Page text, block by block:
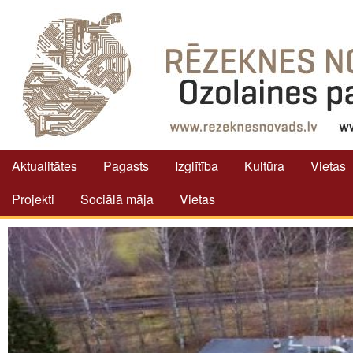
Aktualitātes Pagasts Izglītība Kultūra
Vietas
Projekti
Sociālā māja Vietas